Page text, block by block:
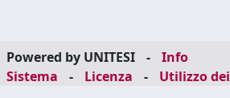
Powered by UNITESI -
Info
Sistema
- Licenza -
Utilizzo dei